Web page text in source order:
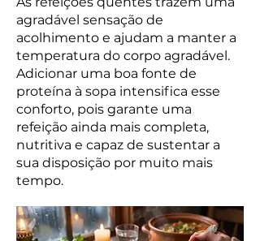
agradável sensação de
acolhimento e ajudam a manter a
temperatura do corpo agradável.
Adicionar uma boa fonte de
proteína à sopa intensifica esse
conforto, pois garante uma
refeição ainda mais completa,
nutritiva e capaz de sustentar a
sua disposição por muito mais
tempo.